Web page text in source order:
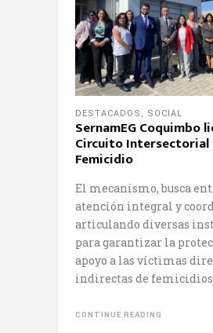
DESTACADOS , SOCIAL
SernamEG Coquimbo
Circuito Intersectorial
Femicidio
El mecanismo, busca
atención integral y
articulando diversas
para garantizar la
apoyo a las víctimas
indirectas de
CONTINUE READING